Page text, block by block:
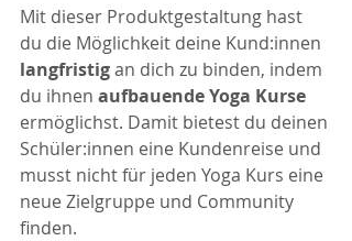
Mit dieser Produktgestaltung hast
du die Möglichkeit deine Kund:innen
langfristig an dich zu binden, indem
du ihnen aufbauende Yoga Kurse
ermöglichst. Damit bietest du deinen
Schüler:innen eine Kundenreise und
musst nicht für jeden Yoga Kurs eine
neue Zielgruppe und Community
finden.